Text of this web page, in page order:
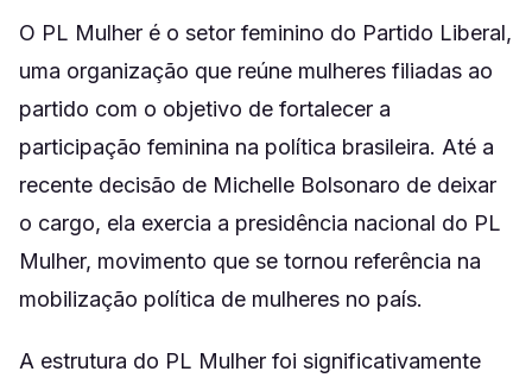
O PL Mulher é o setor feminino do Partido Liberal,
uma organização que reúne mulheres filiadas ao
partido com o objetivo de fortalecer a
participação feminina na política brasileira. Até a
recente decisão de Michelle Bolsonaro de deixar
o cargo, ela exercia a presidência nacional do PL
Mulher, movimento que se tornou referência na
mobilização política de mulheres no país.
A estrutura do PL Mulher foi significativamente